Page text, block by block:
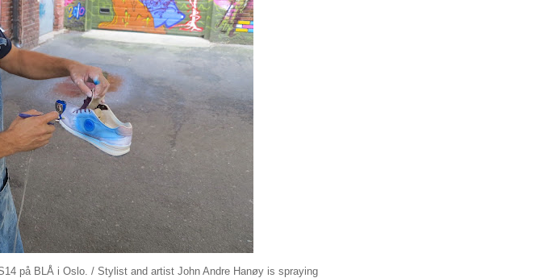
på BLÅ i Oslo. / Stylist and artist John Andre Hanøy is spraying